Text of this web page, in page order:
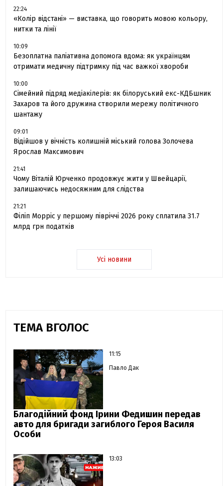
22:24
«Колір відстані» — виставка, що говорить мовою кольору,
нитки та лінії
10:09
Безоплатна паліативна допомога вдома: як українцям
отримати медичну підтримку під час важкої хвороби
10:00
Сімейний підряд медіакілерів: як білоруський екс-КДБшник
Захаров та його дружина створили мережу політичного
шантажу
09:01
Відійшов у вічність колишній міський голова Золочева
Ярослав Максимович
21:41
Чому Віталій Юрченко продовжує жити у Швейцарії,
залишаючись недосяжним для слідства
21:21
Філіп Морріс у першому півріччі 2026 року сплатила 31.7
млрд грн податків
Усі новини
ТЕМА ВГОЛОС
11:15
Павло Дак
Благодійний фонд Ірини Федишин передав
авто для бригади загиблого Героя Василя
Особи
13:03